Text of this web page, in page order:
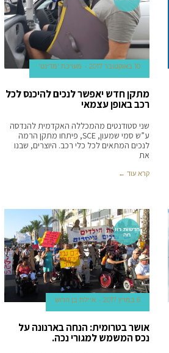
10 באוקטובר 2017 מערכת 'מדינט'
מתקן חדש יאפשר לנכים להיכנס לכל
רכב באופן עצמאי
שני סטודנטים מהמכללה האקדמית להנדסה
ע”ש סמי שמעון, SCE, פיתחו מתקן הרמה
לנכים המתאים לכל כלי רכב. היוצרים, שבנו
את
קרא עוד ←
חדשות רוו
חה
6 במרץ 2017 איילת בן הרוש
אושר בטרומית: הנחה בארנונה על
נכס המשמש למגורי נכה.